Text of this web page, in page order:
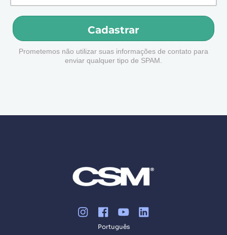
Cadastrar
Prometemos não utilizar suas informações de contato para
enviar qualquer tipo de SPAM.
Português